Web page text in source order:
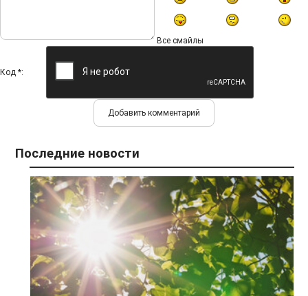
Все смайлы
Код *:
Последние новости